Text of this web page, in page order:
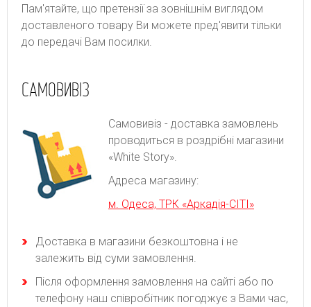
Пам'ятайте, що претензії за зовнішнім виглядом
доставленого товару Ви можете пред'явити тільки
до передачі Вам посилки.
САМОВИВІЗ
Самовивіз - доставка замовлень
проводиться в роздрібні магазини
«White Story».
Адреса магазину:
м. Одеса, ТРК «Аркадія-СІТІ»
Доставка в магазини безкоштовна і не
залежить від суми замовлення.
Після оформлення замовлення на сайті або по
телефону наш співробітник погоджує з Вами час,